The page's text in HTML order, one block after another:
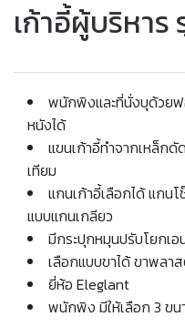
เก้าอี้ผู้บริหาร
พนักพิงและที่นั่งบุด้วยฟ
หนังได้
แขนเก้าอี้ทำจากเหล็ก
เทียม
แกนเก้าอี้เลือกได้ แกน
แบบแกนเกลียว
มีกระปุกหมุนปรับโยกเ
เลือกแบบขาได้ ขาพลา
ยี่ห้อ Eleglant
พนักพิง มีให้เลือก 3 ขน